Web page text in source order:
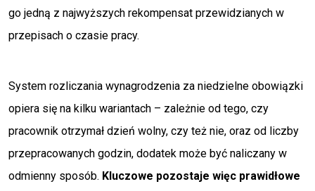
go jedną z najwyższych rekompensat przewidzianych w
przepisach o czasie pracy.
System rozliczania wynagrodzenia za niedzielne obowiązki
opiera się na kilku wariantach – zależnie od tego, czy
pracownik otrzymał dzień wolny, czy też nie, oraz od liczby
przepracowanych godzin, dodatek może być naliczany w
odmienny sposób. Kluczowe pozostaje więc prawidłowe